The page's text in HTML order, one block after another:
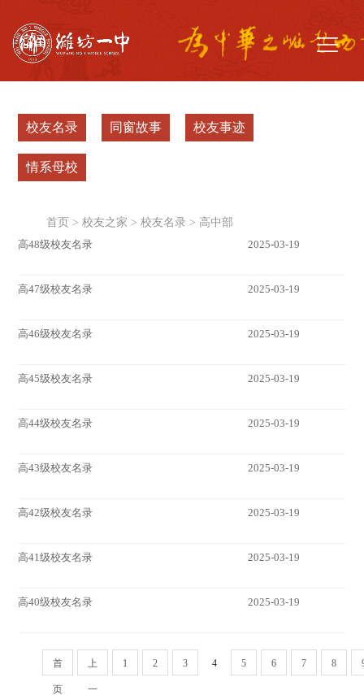
校友名录 同窗故事 校友事迹
情系母校
首页 >校友之家 >校友名录 > 高中部
高48级校友名录
2025-03-19
高47级校友名录 2025-03-19
高46级校友名录 2025-03-19
高45级校友名录 2025-03-19
高44级校友名录 2025-03-19
高43级校友名录 2025-03-19
高42级校友名录 2025-03-19
高41级校友名录 2025-03-19
高40级校友名录 2025-03-19
首
页
上
一
1 2 3 4 5 6 7 8